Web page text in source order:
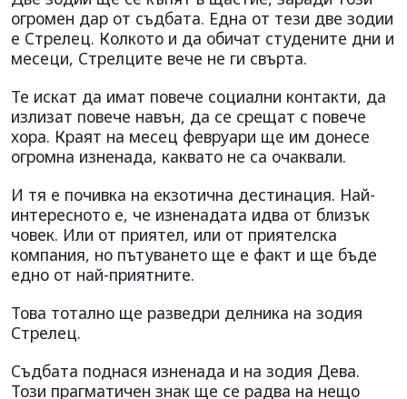
огромен дар от съдбата. Една от тези две зодии
е Стрелец. Колкото и да обичат студените дни и
месеци, Стрелците вече не ги свърта.
Те искат да имат повече социални контакти, да
излизат повече навън, да се срещат с повече
хора. Краят на месец февруари ще им донесе
огромна изненада, каквато не са очаквали.
И тя е почивка на екзотична дестинация. Най-
интересното е, че изненадата идва от близък
човек. Или от приятел, или от приятелска
компания, но пътуването ще е факт и ще бъде
едно от най-приятните.
Това тотално ще разведри делника на зодия
Стрелец.
Съдбата поднася изненада и на зодия Дева.
Този прагматичен знак ще се радва на нещо